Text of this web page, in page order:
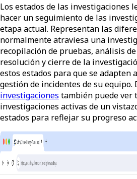
Los estados de las investigaciones
hacer un seguimiento de las
etapa actual. Representan las
normalmente atraviesa una
recopilación de pruebas, análisis
resolución y cierre de la
estos estados para que se adapten
gestión de incidentes de su equipo.
investigaciones también puede ver
investigaciones activas de un
estados para reflejar su progreso